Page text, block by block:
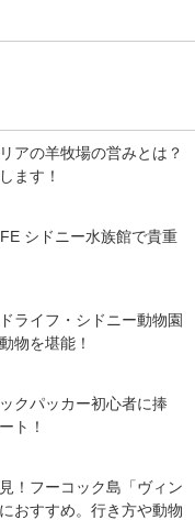
アの羊牧場の営みとは？
ます！
シドニー水族館で貴重
ライフ・シドニー動物園
物を堪能！
クパッカー初心者に捧
ト！
！フーコック島「ヴィン
おすすめ。行き方や動物